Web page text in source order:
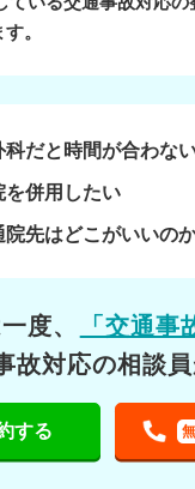
。
だと時間が合わな
併用したい
院先はどこがいいの
度、 「交通
故対応の相談
する